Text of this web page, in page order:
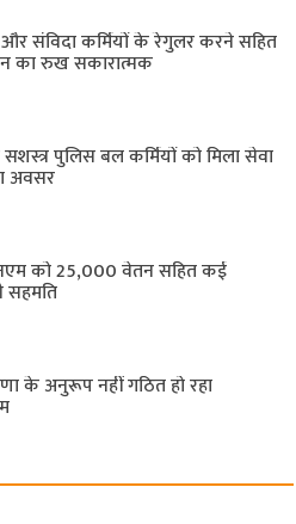
संविदा कर्मियों के रेगुलर करने सहित
का रुख सकारात्मक
सशस्त्र पुलिस बल ​कर्मियों को मिला सेवा
अवसर
को 25,000 वेतन सहित कई
सहमति
के अनुरूप नहीं गठित हो रहा